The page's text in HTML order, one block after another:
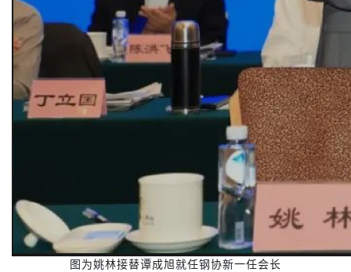
图为姚林接替谭成旭就任钢协新一任会长